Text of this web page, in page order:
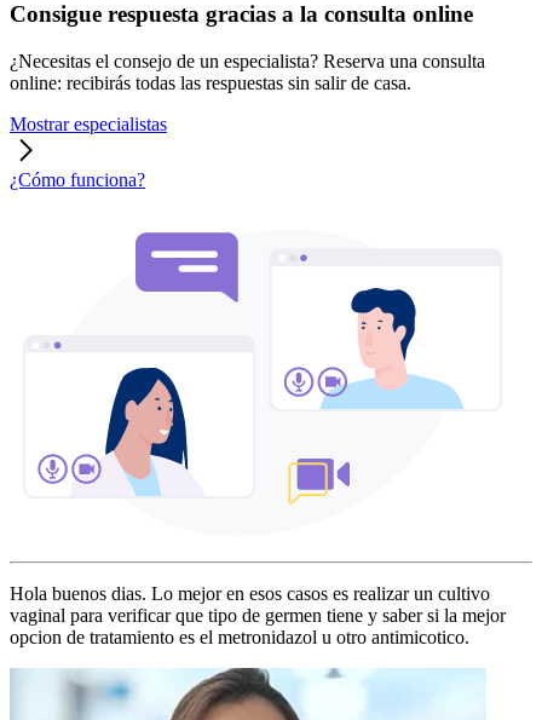
Consigue respuesta gracias a la consulta online
¿Necesitas el consejo de un especialista? Reserva una consulta
online: recibirás todas las respuestas sin salir de casa.
Mostrar especialistas
¿Cómo funciona?
Hola buenos dias. Lo mejor en esos casos es realizar un cultivo
vaginal para verificar que tipo de germen tiene y saber si la mejor
opcion de tratamiento es el metronidazol u otro antimicotico.